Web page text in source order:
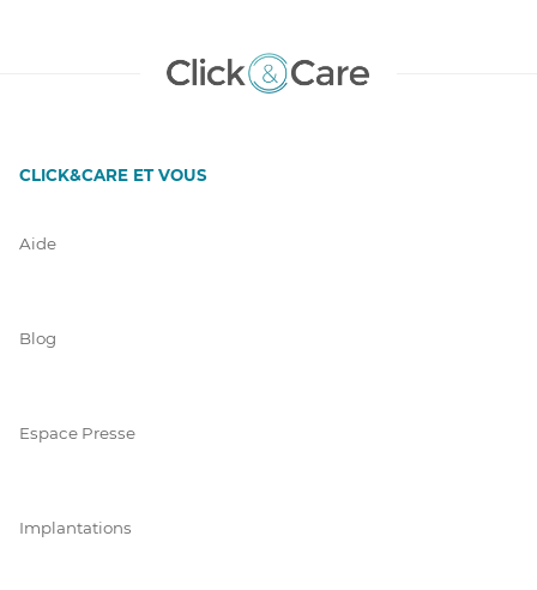
CLICK&CARE ET VOUS
Aide
Blog
Espace Presse
Implantations